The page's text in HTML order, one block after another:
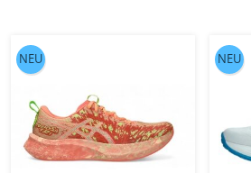
NEU NEU